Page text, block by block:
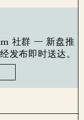
社群 — 新盘推
发布即时送达。